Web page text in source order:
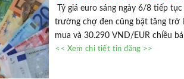
Tỷ giá euro sáng ngày 6/8 tiếp
trường chợ đen cũng bật tăng trở
mua và 30.290 VND/EUR chiều
<< Xem chi tiết tin đăng >>